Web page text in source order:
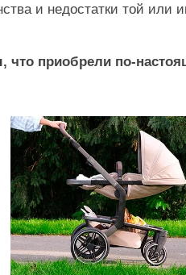
и недостатки той или
приобрели по-